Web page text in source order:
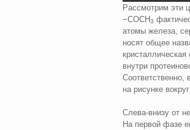
Рассмотрим эти
−COCH3
атомы железа,
носят общее
внутри
Соответственно,
на рисунке
Слева‑внизу от
На первой фазе